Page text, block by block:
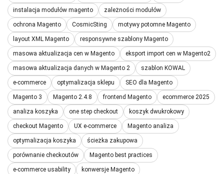
instalacja modułów magento zależności modułów
ochrona Magento CosmicSting motywy potomne Magento
layout XML Magento responsywne szablony Magento
masowa aktualizacja cen w Magento eksport import cen w Magento2
masowa aktualizacja danych w Magento 2 szablon KOWAL
e-commerce optymalizacja sklepu SEO dla Magento
Magento 3 Magento 2.4.8 frontend Magento ecommerce 2025
analiza koszyka one step checkout koszyk dwukrokowy
checkout Magento UX e-commerce Magento analiza
optymalizacja koszyka ścieżka zakupowa
porównanie checkoutów Magento best practices
e-commerce usability konwersje Magento